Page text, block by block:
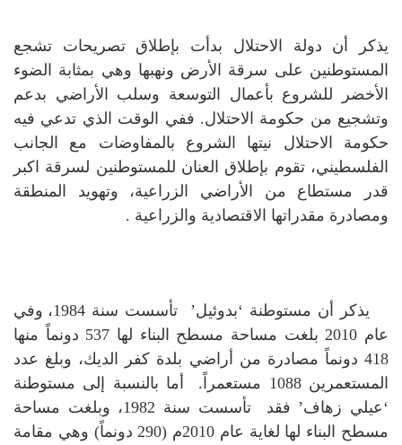
يذكر أن دولة الاحتلال بدأت بإطلاق تصريحات تشجع
المستوطنين على سرقة الأرض ونهبها وهي بمثابة الضوء
الأخضر للشروع بأعمال التوسعة وسلب الأراضي بدعم
وتشجيع من حكومة الاحتلال. ففي الوقت الذي تدعي فيه
حكومة الاحتلال نيتها الشروع بالمفاوضات مع الجانب
الفلسطيني، تقوم بإطلاق العنان للمستوطنين لسرقة اكبر
قدر مستطاع من الأراضي الزراعية، وتهويد المنطقة
ومصادرة مقدراتها الاقتصادية والزراعية .
يذكر أن مستوطنة ‘بدوئيل’ تأسست سنة 1984، وفي
عام 2010 بلغت مساحة مسطح البناء لها 537 دونماً منها
418 دونماً مصادرة من أراضي بلدة كفر الديك، وبلغ عدد
المستعمرين 1088 مستعمراً.
أما بالنسبة إلى مستوطنة
‘عيلي زهاف’ فقد تأسست سنة 1982، وبلغت مساحة
مسطح البناء لها لغاية عام 2010م (290 دونماً) وهي مقامة